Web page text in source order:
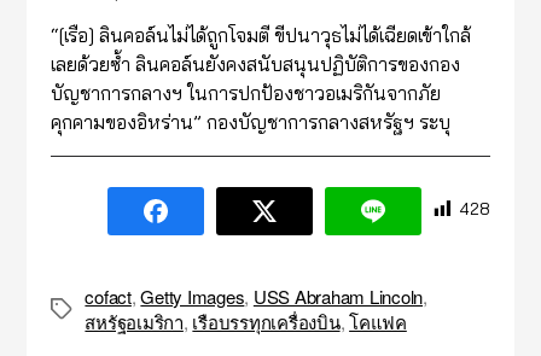
“[เรือ] ลินคอล์นไม่ได้ถูกโจมตี ขีปนาวุธไม่ได้เฉียดเข้าใกล้
เลยด้วยซ้ำ ลินคอล์นยังคงสนับสนุนปฏิบัติการของกอง
บัญชาการกลางฯ ในการปกป้องชาวอเมริกันจากภัย
คุกคามของอิหร่าน” กองบัญชาการกลางสหรัฐฯ ระบุ
428
Tags
cofact,Getty Images, USS Abraham Lincoln,
สหรัฐอเมริกา, เรือบรรทุกเครื่องบิน,โคแฟค